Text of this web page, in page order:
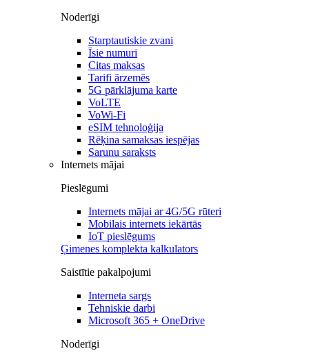
Noderīgi
Starptautiskie zvani
Īsie numuri
Citas maksas
Tarifi ārzemēs
5G pārklājuma karte
VoLTE
VoWi-Fi
eSIM tehnoloģija
Rēķina samaksas iespējas
Sarunu saraksts
Internets mājai
Pieslēgumi
Internets mājai ar 4G/5G rūteri
Mobilais internets iekārtās
IoT pieslēgums
Ģimenes komplekta kalkulators
Saistītie pakalpojumi
Interneta sargs
Tehniskie darbi
Microsoft 365 + OneDrive
Noderīgi